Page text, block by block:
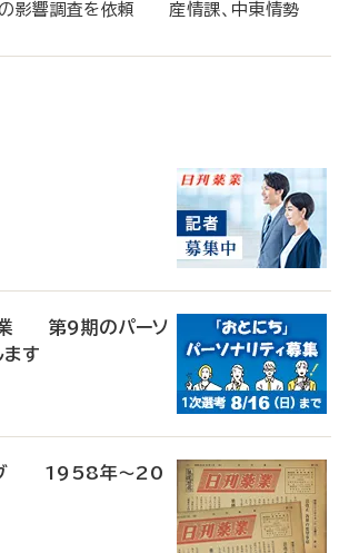
影響調査を依頼 産情課、中東情勢
業 第9期のパーソ
ます
ブ 1958年～20